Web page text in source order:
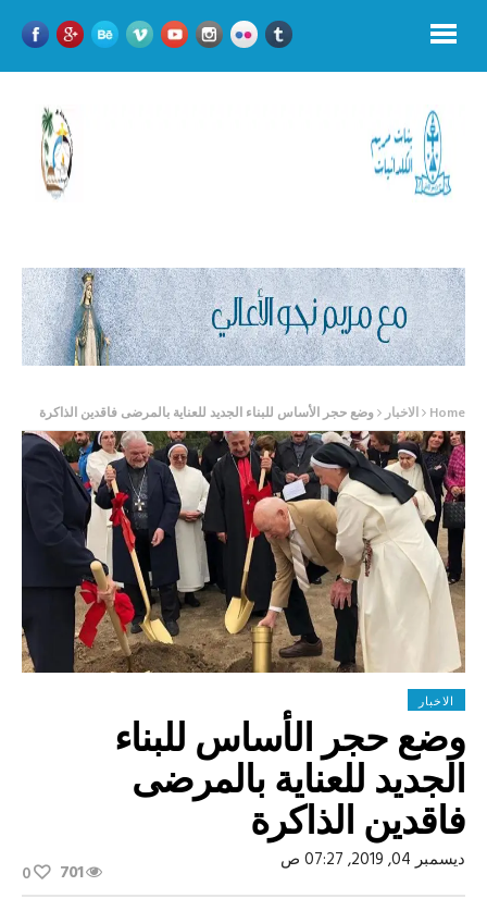
Home الاخبار وضع حجر الأساس للبناء الجديد للعناية بالمرضى فاقدين الذاكرة
الاخبار
وضع حجر الأساس للبناء
الجديد للعناية بالمرضى
فاقدين الذاكرة
ديسمبر 04, 2019, 07:27 ص 701
0